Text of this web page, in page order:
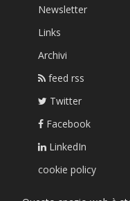
Newsletter
Links
Archivi
feed rss
Twitter
Facebook
LinkedIn
cookie policy